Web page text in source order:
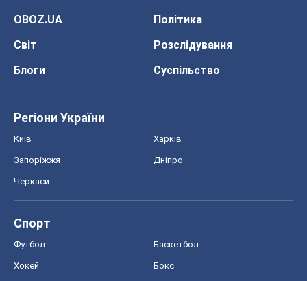
OBOZ.UA
Політика
Світ
Розслідування
Блоги
Суспільство
Регіони України
Київ Харків
Запоріжжя Дніпро
Черкаси
Спорт
Футбол Баскетбол
Хокей Бокс